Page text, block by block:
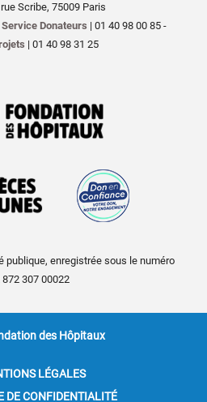
rue Scribe, 75009 Paris
Service Donateurs | 01 40 98 00 85 -
| 01 40 98 31 25
publique, enregistrée sous le numéro
872 307 00022
des Hôpitaux
LÉGALES
DE CONFIDENTIALITÉ